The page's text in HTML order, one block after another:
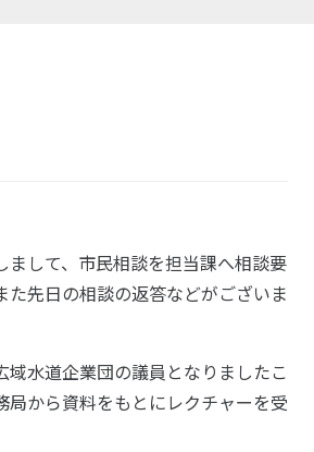
まして、市民相談を担当課へ相談要
た先日の相談の返答などがございま
域水道企業団の議員となりましたこ
局から資料をもとにレクチャーを受